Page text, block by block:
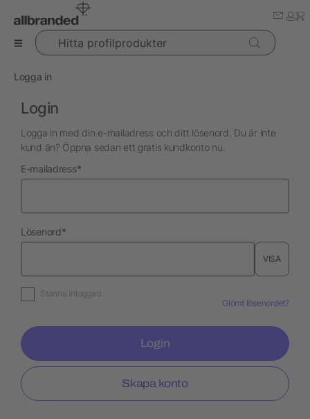
Hitta profilprodukter
Logga in
Login
Logga in med din e-mailadress och ditt lösenord. Du är inte
kund än? Öppna sedan ett gratis kundkonto nu.
E-mailadressnödvändig
*
Lösenordnödvändig
*
VISA
Stanna inloggad
Glömt lösenordet?
Login
Skapa konto